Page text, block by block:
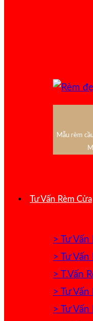
Mẫu rèm
Tư Vấn Rèm Cửa
> Tư
> Tư
> T.Vấn
> Tư
> Tư